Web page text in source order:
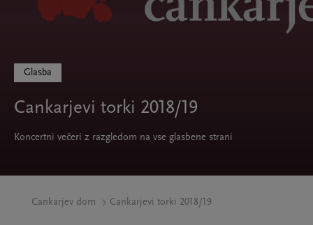
Glasba
Cankarjevi torki 2018/19
Koncertni večeri z razgledom na vse glasbene strani
Cankarjev dom Cankarjevi torki 2018/19